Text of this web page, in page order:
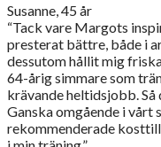
Susanne, 45 år
“Tack vare Margots
presterat bättre, både i
dessutom hållit mig
64-årig simmare som
krävande heltidsjobb.
Ganska omgående i vårt
rekommenderade